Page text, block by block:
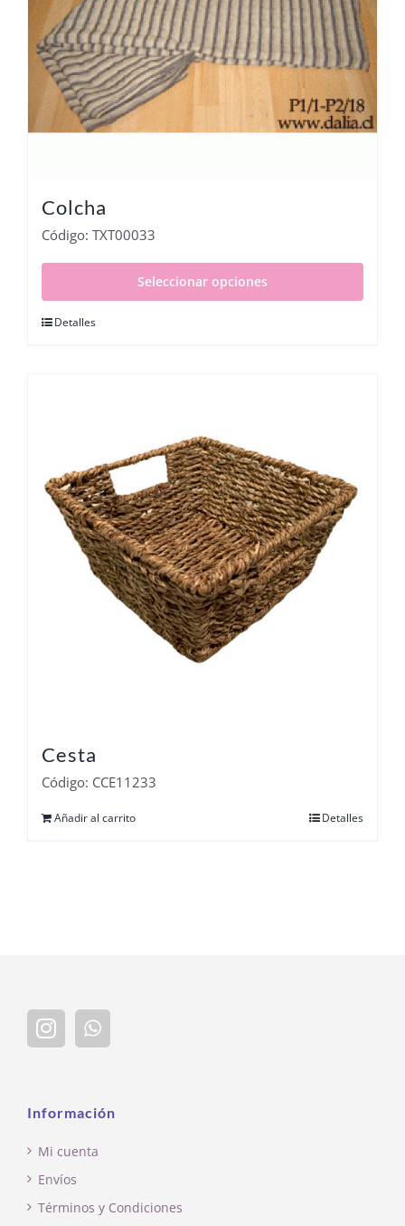
Colcha
Código: TXT00033
Seleccionar opciones
Detalles
Cesta
Código: CCE11233
Añadir al carrito Detalles
Información
Mi cuenta
Envíos
Términos y Condiciones